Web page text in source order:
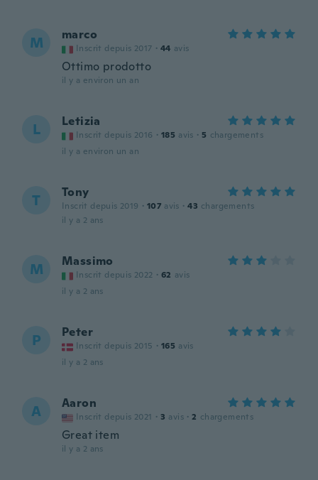
M marco
Inscrit depuis 2017 · 44 avis
Ottimo prodotto
il y a environ un an
L Letizia
Inscrit depuis 2016 · 185 avis · 5 chargements
il y a environ un an
T Tony
Inscrit depuis 2019 · 107 avis · 43 chargements
il y a 2 ans
M Massimo
Inscrit depuis 2022 · 62 avis
il y a 2 ans
P Peter
Inscrit depuis 2015 · 165 avis
il y a 2 ans
A Aaron
Inscrit depuis 2021 · 3 avis · 2 chargements
Great item
il y a 2 ans